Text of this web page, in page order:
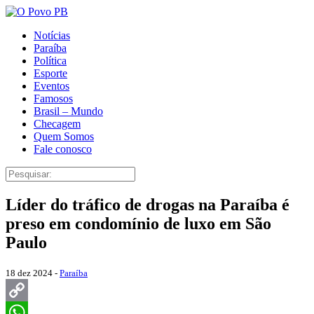
Notícias
Paraíba
Política
Esporte
Eventos
Famosos
Brasil – Mundo
Checagem
Quem Somos
Fale conosco
Líder do tráfico de drogas na Paraíba é
preso em condomínio de luxo em São
Paulo
18 dez 2024 - Paraíba